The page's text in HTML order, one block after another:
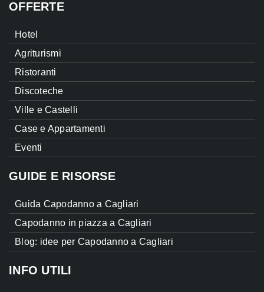
OFFERTE
Hotel
Agriturismi
Ristoranti
Discoteche
Ville e Castelli
Case e Appartamenti
Eventi
GUIDE E RISORSE
Guida Capodanno a Cagliari
Capodanno in piazza a Cagliari
Blog: idee per Capodanno a Cagliari
INFO UTILI